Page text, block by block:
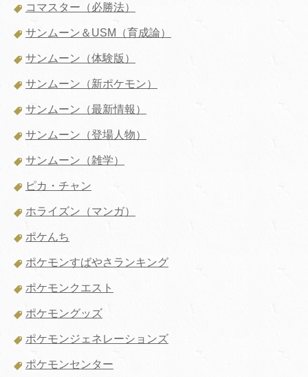
コマスター（必勝法）
サンムーン＆USM（育成論）
サンムーン（体験版）
サンムーン（新ポケモン）
サンムーン（最新情報）
サンムーン（登場人物）
サンムーン（雑学）
ピカ・チャン
ホライズン（マンガ）
ポケんち
ポケモンすばやさランキング
ポケモンクエスト
ポケモングッズ
ポケモンジェネレーションズ
ポケモンセンター